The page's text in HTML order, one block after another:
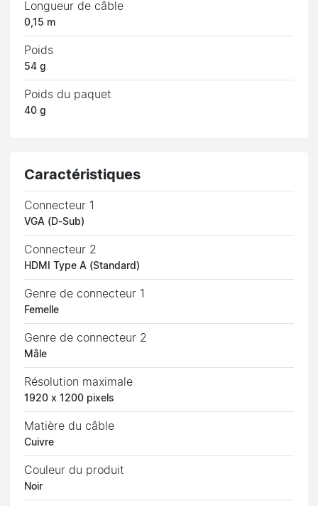
Longueur de câble
0,15 m
Poids
54 g
Poids du paquet
40 g
Caractéristiques
Connecteur 1
VGA (D-Sub)
Connecteur 2
HDMI Type A (Standard)
Genre de connecteur 1
Femelle
Genre de connecteur 2
Mâle
Résolution maximale
1920 x 1200 pixels
Matière du câble
Cuivre
Couleur du produit
Noir